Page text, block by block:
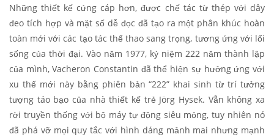
Những thiết kế cứng cáp hơn, được chế tác từ thép với dây
đeo tích hợp và mặt số dễ đọc đã tạo ra một phân khúc hoàn
toàn mới với các tạo tác thể thao sang trọng, tương ứng với lối
sống của thời đại. Vào năm 1977, kỷ niệm 222 năm thành lập
của mình, Vacheron Constantin đã thể hiện sự hưởng ứng với
xu thế mới này bằng phiên bản “222” khai sinh từ trí tưởng
tượng táo bạo của nhà thiết kế trẻ Jörg Hysek. Vẫn không xa
rời truyền thống với bộ máy tự động siêu mỏng, tuy nhiên nó
đã phá vỡ mọi quy tắc với hình dáng mảnh mai nhưng mạnh